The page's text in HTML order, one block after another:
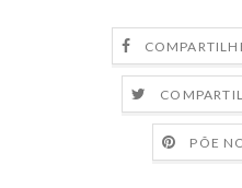
PÕE